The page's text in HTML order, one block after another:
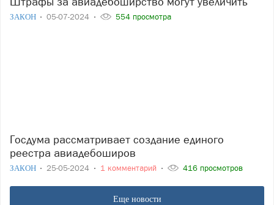
ЗАКОН 05-07-2024 554 просмотра
Госдума рассматривает создание единого
реестра авиадебоширов
ЗАКОН 25-05-2024 1 комментарий 416 просмотров
Еще новости